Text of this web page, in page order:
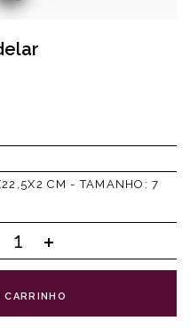
CM - TAMANHO: 7
CARRINHO